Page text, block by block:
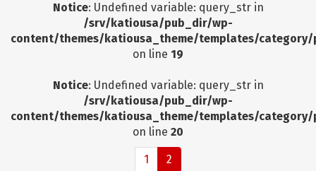
Notice: Undefined variable: query_str in
/srv/katiousa/pub_dir/wp-
content/themes/katiousa_theme/templates/
on line 19
Notice: Undefined variable: query_str in
/srv/katiousa/pub_dir/wp-
content/themes/katiousa_theme/templates/
on line 20
1 2